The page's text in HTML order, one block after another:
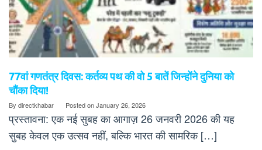
77वां गणतंत्र दिवस: कर्तव्य पथ की वो 5 बातें जिन्होंने दुनिया को
चौंका दिया!
By directkhabar Posted onJanuary 26, 2026
प्रस्तावना: एक नई सुबह का आगाज़ 26 जनवरी 2026 की यह
सुबह केवल एक उत्सव नहीं, बल्कि भारत की सामरिक […]